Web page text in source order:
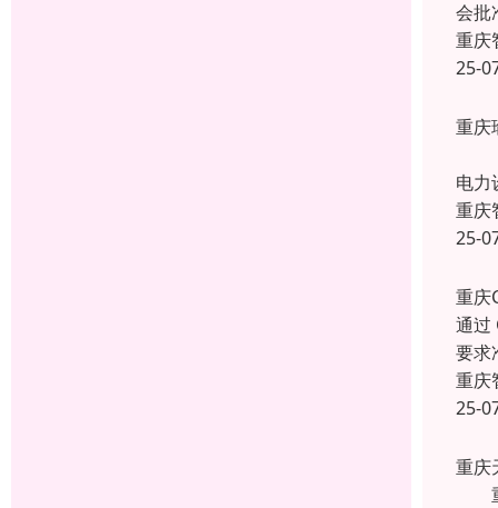
会批
重庆
25-
重庆
电力
重庆
25-
重庆
通过
要求
重庆
25-
重庆
重